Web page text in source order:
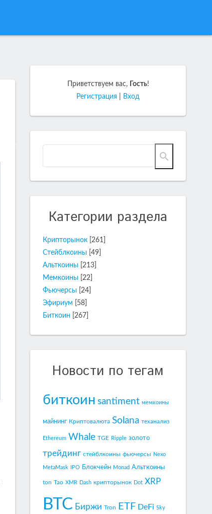
Приветствуем вас, Гость!
Регистрация
Вход
Категории раздела
Крипторынок [261]
Стейблкоины [49]
Альткоины [213]
Мемкоины [22]
Фьючерсы [24]
Эфириум
[58]
Биткоин
[267]
Новости по тегам
биткоин santiment мемкоины
майнинг Криптовалюта Solana теханализ
Ethereum Whale TGE Ripple золото
трейдинг стейблкоины фьючерсы Nexo
MetaMask IPO Блокчейн Monad Альткоины
ton Tao XMR Dash крипторынок Dot XRP
BTC Биржи Tron ETF DeFi Sky